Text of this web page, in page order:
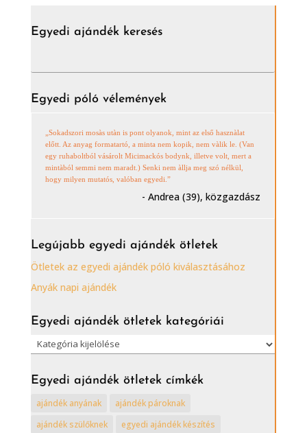
Egyedi ajándék keresés
Egyedi póló vélemények
„Sokadszori mosàs utàn is pont olyanok, mint az első hasznàlat
előtt. Az anyag formatartó, a minta nem kopik, nem vàlik le. (Van
egy ruhaboltból vásárolt Micimackós bodynk, illetve volt, mert a
mintàból semmi nem maradt.) Senki nem àllja meg szó nélkül,
hogy milyen mutatós, valóban egyedi.”
- Andrea (39), közgazdász
Legújabb egyedi ajándék ötletek
Ötletek az egyedi ajándék póló kiválasztásához
Anyák napi ajándék
Egyedi ajándék ötletek kategóriái
Egyedi
ajándék
ötletek
kategóriái
Egyedi ajándék ötletek címkék
ajándék anyának
ajándék pároknak
ajándék szülőknek
egyedi ajándék készítés